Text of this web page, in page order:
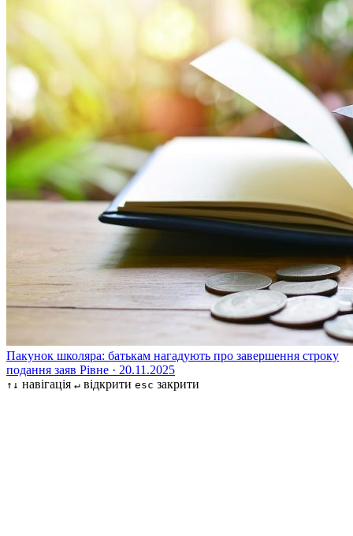
Пакунок школяра: батькам нагадують про завершення строку
подання заяв Рівне · 20.11.2025
↑↓ навігація ↵ відкрити esc закрити